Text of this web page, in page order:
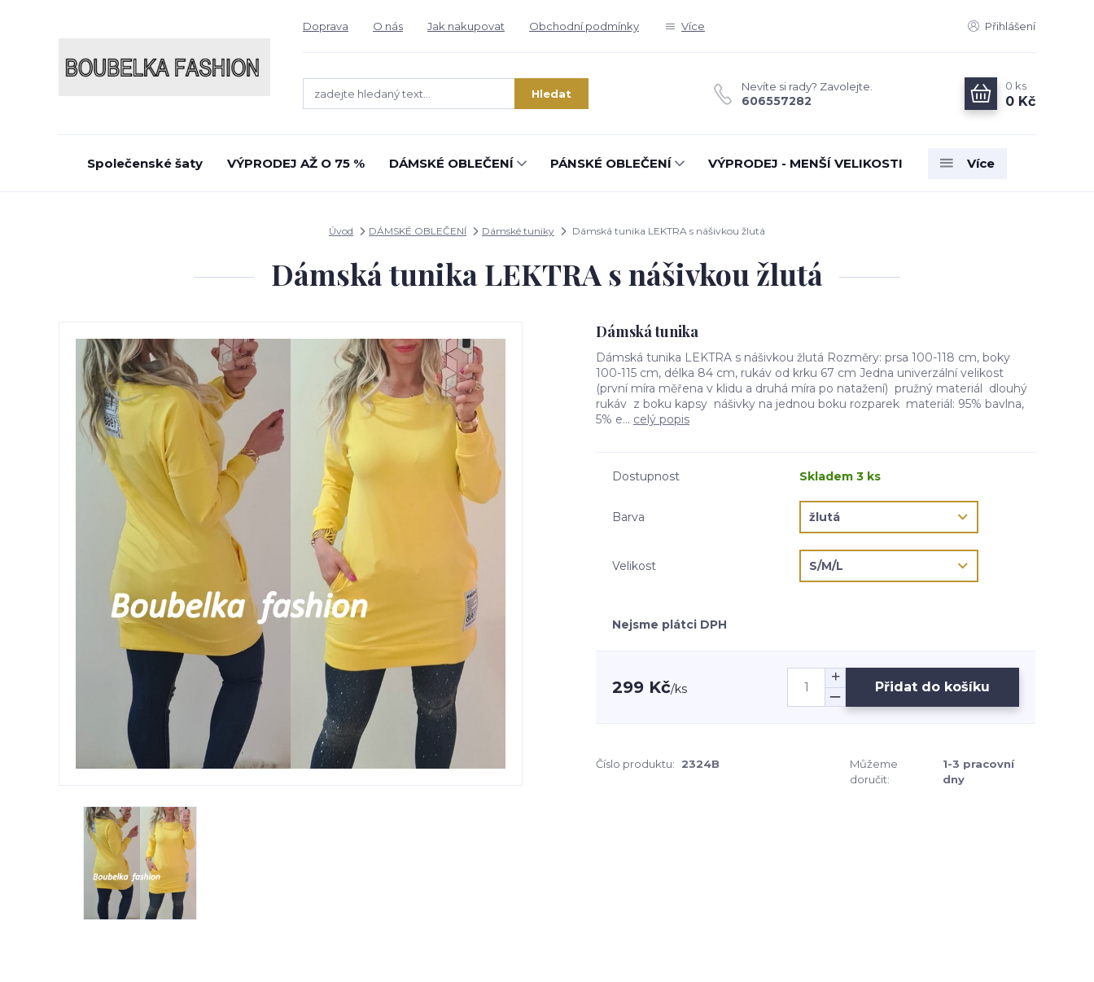
Doprava O nás Jak nakupovat Obchodní podmínky Více Přihlášení
Hledat
Nevíte si rady? Zavolejte.
606557282
0 ks
0 Kč
Společenské šaty VÝPRODEJ AŽ O 75 % DÁMSKÉ OBLEČENÍ PÁNSKÉ OBLEČENÍ VÝPRODEJ - MENŠÍ VELIKOSTI Více
Úvod DÁMSKÉ OBLEČENÍ Dámské tuniky Dámská tunika LEKTRA s nášivkou žlutá
Dámská tunika LEKTRA s nášivkou žlutá
Dámská tunika
Dámská tunika LEKTRA s nášivkou žlutá Rozměry: prsa 100-118 cm, boky
100-115 cm, délka 84 cm, rukáv od krku 67 cm Jedna univerzální velikost
(první míra měřena v klidu a druhá míra po natažení) pružný materiál dlouhý
rukáv z boku kapsy nášivky na jednou boku rozparek materiál: 95% bavlna,
5% e... celý popis
Dostupnost Skladem 3 ks
Barva
Velikost
Nejsme plátci DPH
299 Kč/ks Přidat do košíku
Číslo produktu: 2324B
Můžeme
doručit:
1-3 pracovní
dny